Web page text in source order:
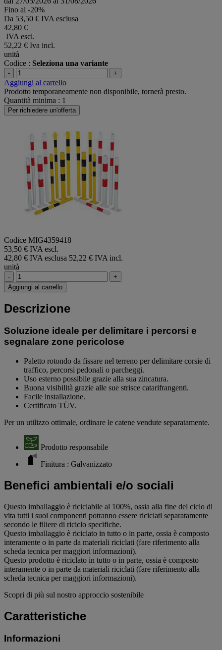
Fino al -20%
Da 53,50 € IVA esclusa
42,80 €
IVA escl.
52,22 € Iva incl.
unità
Codice : Seleziona una variante
- +
Aggiungi al carrello
Prodotto temporaneamente non disponibile, tornerà presto.
Quantità minima : 1
Per richiedere un'offerta
Codice MIG4359418
53,50 € IVA escl.
42,80 € IVA esclusa 52,22 € IVA incl.
unità
-
+
Aggiungi al carrello
Descrizione
Soluzione ideale per delimitare i percorsi e
segnalare zone pericolose
Paletto rotondo da fissare nel terreno per delimitare corsie di
traffico, percorsi pedonali o parcheggi.
Uso esterno possibile grazie alla sua zincatura.
Buona visibilità grazie alle sue strisce catarifrangenti.
Facile installazione.
Certificato TÜV.
Per un utilizzo ottimale, ordinare le catene vendute separatamente.
Prodotto responsabile
Finitura : Galvanizzato
Benefici ambientali e/o sociali
Questo imballaggio è riciclabile al 100%, ossia alla fine del ciclo di
vita tutti i suoi componenti potranno essere riciclati separatamente
secondo le filiere di riciclo specifiche.
Questo imballaggio è riciclato in tutto o in parte, ossia è composto
interamente o in parte da materiali riciclati (fare riferimento alla
scheda tecnica per maggiori informazioni).
Questo prodotto è riciclato in tutto o in parte, ossia è composto
interamente o in parte da materiali riciclati (fare riferimento alla
scheda tecnica per maggiori informazioni).
Scopri di più sul nostro approccio sostenibile
Caratteristiche
Informazioni